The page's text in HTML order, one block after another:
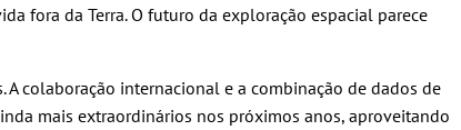
fora da Terra. O futuro da exploração espacial parece
colaboração internacional e a combinação de dados de
mais extraordinários nos próximos anos, aproveitando